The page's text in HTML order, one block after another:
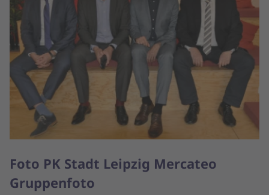
Foto PK Stadt Leipzig Mercateo
Gruppenfoto